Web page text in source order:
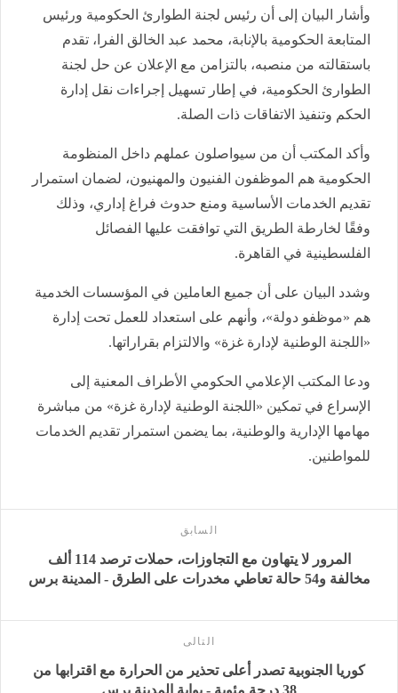
وأشار البيان إلى أن رئيس لجنة الطوارئ الحكومية ورئيس
المتابعة الحكومية بالإنابة، محمد عبد الخالق الفرا، تقدم
باستقالته من منصبه، بالتزامن مع الإعلان عن حل لجنة
الطوارئ الحكومية، في إطار تسهيل إجراءات نقل إدارة
الحكم وتنفيذ الاتفاقات ذات الصلة.
وأكد المكتب أن من سيواصلون عملهم داخل المنظومة
الحكومية هم الموظفون الفنيون والمهنيون، لضمان استمرار
تقديم الخدمات الأساسية ومنع حدوث فراغ إداري، وذلك
وفقًا لخارطة الطريق التي توافقت عليها الفصائل
الفلسطينية في القاهرة.
وشدد البيان على أن جميع العاملين في المؤسسات الخدمية
هم «موظفو دولة»، وأنهم على استعداد للعمل تحت إدارة
«اللجنة الوطنية لإدارة غزة» والالتزام بقراراتها.
ودعا المكتب الإعلامي الحكومي الأطراف المعنية إلى
الإسراع في تمكين «اللجنة الوطنية لإدارة غزة» من مباشرة
مهامها الإدارية والوطنية، بما يضمن استمرار تقديم الخدمات
للمواطنين.
السابق
المرور لا يتهاون مع التجاوزات، حملات ترصد 114 ألف
مخالفة و54 حالة تعاطي مخدرات على الطرق - المدينة برس
التالى
كوريا الجنوبية تصدر أعلى تحذير من الحرارة مع اقترابها من
38 درجة مئوية - بوابة المدينة برس